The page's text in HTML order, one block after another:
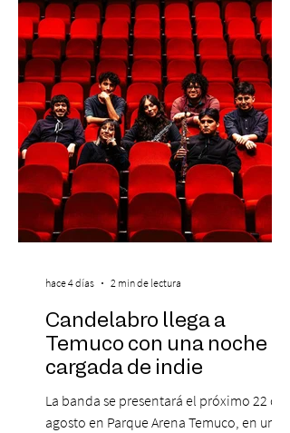
se da inicio a la segunda etapa con una
preventa con 20% descuento para los
clientes del mismo banco y 20% para las
personas que se pre inscribieron y el miérc
Candelabro llega a
Temuco con una noche
cargada de indie
La banda se presentará el próximo 22 de
agosto en Parque Arena Temuco, en una
hace 4 días 2 min de lectura